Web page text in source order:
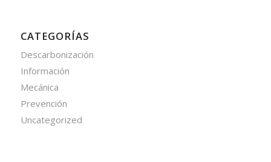
CATEGORÍAS
Descarbonización
Información
Mecánica
Prevención
Uncategorized